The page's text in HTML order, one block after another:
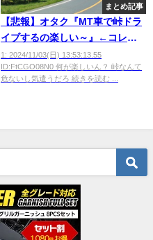
まとめ記事
【悲報】オタク『MT車で峠ドラ
イブするの楽しい～』←コレｗ
ｗｗｗｗ
1: 2024/11/03(日) 13:53:13.55
ID:FtCGO08N0 何が楽しいん？ 峠なんて
危ないし気遣うだろ 続きを読む ...